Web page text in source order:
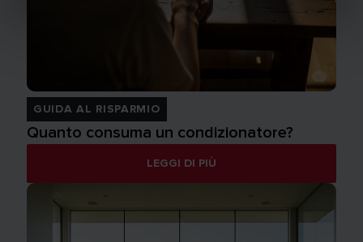
GUIDA AL RISPARMIO
Quanto consuma un condizionatore?
LEGGI DI PIÙ